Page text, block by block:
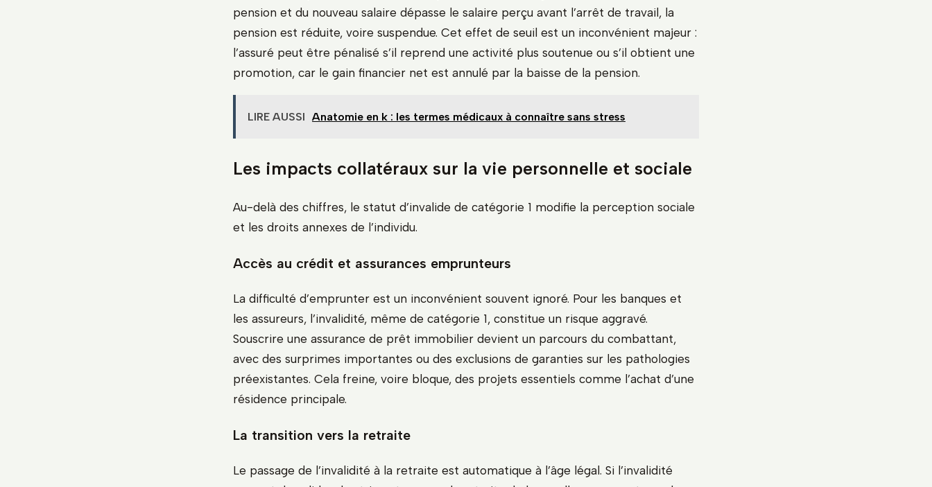
pension et du nouveau salaire dépasse le salaire perçu avant l’arrêt de travail, la
pension est réduite, voire suspendue. Cet effet de seuil est un inconvénient majeur :
l’assuré peut être pénalisé s’il reprend une activité plus soutenue ou s’il obtient une
promotion, car le gain financier net est annulé par la baisse de la pension.
LIRE AUSSI Anatomie en k : les termes médicaux à connaître sans stress
Les impacts collatéraux sur la vie personnelle et sociale
Au-delà des chiffres, le statut d’invalide de catégorie 1 modifie la perception sociale
et les droits annexes de l’individu.
Accès au crédit et assurances emprunteurs
La difficulté d’emprunter est un inconvénient souvent ignoré. Pour les banques et
les assureurs, l’invalidité, même de catégorie 1, constitue un risque aggravé.
Souscrire une assurance de prêt immobilier devient un parcours du combattant,
avec des surprimes importantes ou des exclusions de garanties sur les pathologies
préexistantes. Cela freine, voire bloque, des projets essentiels comme l’achat d’une
résidence principale.
La transition vers la retraite
Le passage de l’invalidité à la retraite est automatique à l’âge légal. Si l’invalidité